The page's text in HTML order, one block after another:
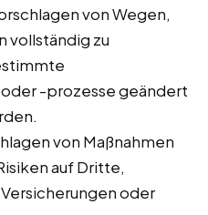
von Wegen,
vollständig zu
-prozesse geändert
von Maßnahmen
auf Dritte,
oder